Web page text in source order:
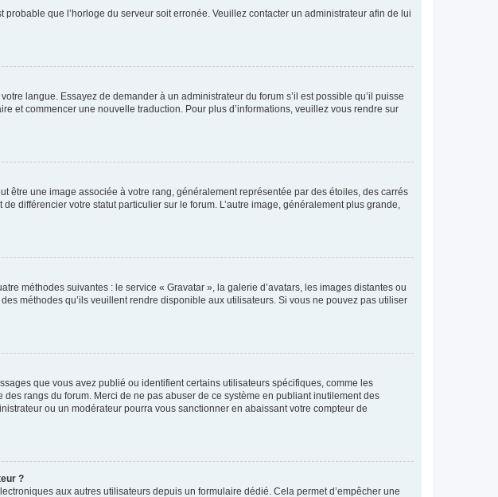
que l’horloge du serveur soit erronée. Veuillez contacter un administrateur afin de lui
langue. Essayez de demander à un administrateur du forum s’il est possible qu’il puisse
et commencer une nouvelle traduction. Pour plus d’informations, veuillez vous rendre sur
être une image associée à votre rang, généralement représentée par des étoiles, des carrés
différencier votre statut particulier sur le forum. L’autre image, généralement plus grande,
méthodes suivantes : le service « Gravatar », la galerie d’avatars, les images distantes ou
méthodes qu’ils veuillent rendre disponible aux utilisateurs. Si vous ne pouvez pas utiliser
que vous avez publié ou identifient certains utilisateurs spécifiques, comme les
rangs du forum. Merci de ne pas abuser de ce système en publiant inutilement des
ou un modérateur pourra vous sanctionner en abaissant votre compteur de
?
aux autres utilisateurs depuis un formulaire dédié. Cela permet d’empêcher une